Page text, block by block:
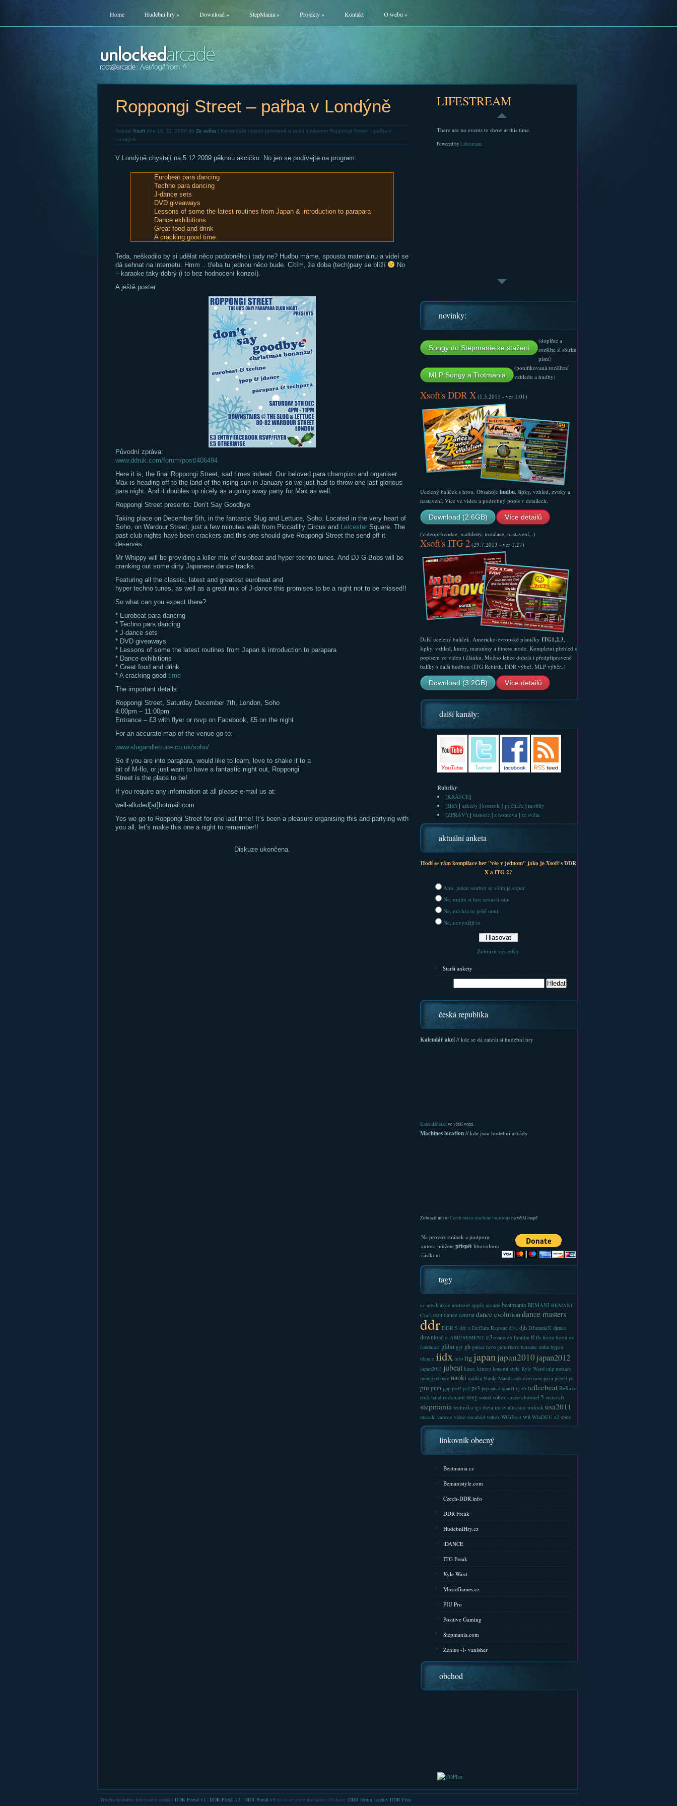
Home Hudební hry» Download» StepMania» Projekty» Kontakt O webu »
Roppongi Street – pařba v Londýně
Napsal Xsoftdne 16. 11. 2009 do Ze světa | Komentáře nejsou povolené u textu s názvem Roppongi Street – pařba v
Londýně
V Londýně chystají na 5.12.2009 pěknou akcičku. No jen se podívejte na program:
Eurobeat para dancing
Techno para dancing
J-dance sets
DVD giveaways
Lessons of some the latest routines from Japan & introduction to parapara
Dance exhibitions
Great food and drink
A cracking good time
Teda, neškodilo by si udělat něco podobného i tady ne? Hudbu máme, spousta materiálnu a videí se
dá sehnat na internetu. Hmm .. třeba tu jednou něco bude. Cítím, že doba (tech)pary se blíží
No
– karaoke taky dobrý (i to bez hodnocení konzoí).
A ještě poster:
Původní zpráva:
www.ddruk.com/forum/post/406494
Here it is, the final Roppongi Street, sad times indeed. Our beloved para champion and organiser
Max is heading off to the land of the rising sun in January so we just had to throw one last glorious
para night. And it doubles up nicely as a going away party for Max as well.
Roppongi Street presents: Don’t Say Goodbye
Taking place on December 5th, in the fantastic Slug and Lettuce, Soho. Located in the very heart of
Soho, on Wardour Street, just a few minutes walk from Piccadilly Circus and LeicesterSquare. The
past club nights have been crackers and this one should give Roppongi Street the send off it
deserves.
Mr Whippy will be providing a killer mix of eurobeat and hyper techno tunes. And DJ G-Bobs will be
cranking out some dirty Japanese dance tracks.
Featuring all the classic, latest and greatest eurobeat and
hyper techno tunes, as well as a great mix of J-dance this promises to be a night not to be missed!!
So what can you expect there?
* Eurobeat para dancing
* Techno para dancing
* J-dance sets
* DVD giveaways
* Lessons of some the latest routines from Japan & introduction to parapara
* Dance exhibitions
* Great food and drink
* A cracking good time
The important details:
Roppongi Street, Saturday December 7th, London, Soho
4:00pm – 11:00pm
Entrance – £3 with flyer or rsvp on Facebook, £5 on the night
For an accurate map of the venue go to:
www.slugandlettuce.co.uk/soho/
So if you are into parapara, would like to learn, love to shake it to a
bit of M-flo, or just want to have a fantastic night out, Roppongi
Street is the place to be!
If you require any information at all please e-mail us at:
well-alluded[at]hotmail.com
Yes we go to Roppongi Street for one last time! It’s been a pleasure organising this and partying with
you all, let’s make this one a night to remember!!
Diskuze ukončena.
LIFESTREAM
There are no events to show at this time.
Powered by Lifestream.
novinky:
Songy do Stepmanie ke stažení
(doplňte a
rozšiřte si sbírku
písní)
MLP Songy a Trotmania
(ponifikovaná rozšíření
vzhledu a hudby)
Xsoft's DDR X(1.3.2011 - ver 1.01)
Ucelený balíček s hrou. Obsahuje hudbu, šipky, vzhled, zvuky a
nastavení. Více ve videu a podrobný popis v detailech.
Download (2.6GB) Více detailů
(videoprůvodce, nadhledy, instalace, nastavení,..)
Xsoft's ITG 2(29.7.2013 - ver 1.27)
Další ucelený balíček. Americko-evropské písničky ITG1,2,3,
šipky, vzhled, kurzy, maratóny a fitness mode. Kompletní přehled s
popisem ve videu i článku. Možno lehce dohrát i předpřipravené
balíky s další hudbou (ITG Rebirth, DDR výbeř, MLP výběr..)
Download (3.2GB) Více detailů
další kanály:
Rubriky:
[KRÁTCE]
[HRY] arkády | konzole| počítače| mobily
[ZPRÁVY] historie| z homova| ze světa
aktuální anketa
Hodí se vám kompilace her "vše v jednom" jako je Xsoft's DDR
X a ITG 2?
Ano, jeden soubor se vším je super
Ne, umím si hru sestavit sám
Ne, má hra tu ještě není
Ne, nevyužiji to
Zobrazit výsledky
Starší ankety
česká republika
Kalendář akcí// kde se dá zahrát si hudební hry
Kalendář akcíve větší verzi.
Machines location// kde jsou hudební arkády
Zobrazit místoCzech music machine locations na větší mapě
Na provoz stránek a podporu
autora můžete přispětlibovolnou
částkou:
tagy
ac advik akce android apple arcade beatmania BEMANI BEMANI
Craft con dance central dance evolutiondance masters
ddr DDR S ddr x DefJam Rapstar diva djh DJmaniaX djmax
download e-AMUSEMENT e3 evans ex fanfilm ff ffs fiesta fiesta ex
fundance gfdm ggr gh guitar hero guitarhero hatsune miku hypaa
idance iidx info itg japanjapan2010 japan2012
japan2013 jubeat kinec kinect konami style Kyle Ward mlp mozarc
mungyodance naoki naokia Naoki Maeda nds overvans para paseli pc
piu pnm ppp pro2 ps2 ps3 psp quad quad4itg rb reflecbeat ReRave
rock band rockband song sound voltex space channel 5 starcraft
stepmania technika tgs theia tnt tv ultrastar unlock usa2011
utacchi vanoce video vocaloid voltex WGiBeat wii WinDEU x2 xbox
linkovník obecný
Beatmania.cz
Bemanistyle.com
Czech-DDR.info
DDR Freak
HudebniHry.cz
iDANCE
ITG Freak
Kyle Ward
MusicGames.cz
PIU Pro
Positive Gaming
Stepmania.com
Zenius -I- vanisher
obchod
Trocha historie: Informační stránky DDR Portál v1 DDR Portál v2| DDR Portál v3na v4 se právě nacházíte | Diskuze: DDR fórum archiv DDR Fóra